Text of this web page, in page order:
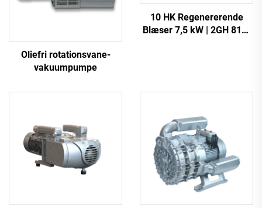
Oliefri rotationsvane-
vakuumpumpe
10 HK Regenererende
Blæser 7,5 kW | 2GH 810-